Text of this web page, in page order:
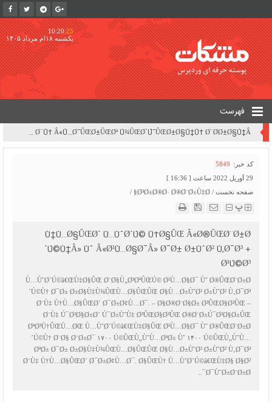
10:20:25
یکشنبه ۱۸ام مرداد ۱۴۰۵
فهرست
Ø¨Ø±Ø±Ø³ÛŒ Ù¾ÛŒØ´Ù†Ù‡Ø§Ø¯Ø§Øª Ù¾Ø±Ø¯Ø§Ø®Øª Ø¨Ø¯Ù‡ÛŒâ€Œ Ø§Ø±Ø²ÛŒ Ù†ÛŒØ±ÙˆÚ¯Ø§Ù‡â€ŒÙ‡Ø§ÛŒ Ø¨Ø®Ø´ Ø®ØµÙˆØµÛŒ | ØªØºÛŒÛŒØ± Ø±ÙˆÛŒÚ©Ø±Ø¯ Ù…Ø¯ÛŒØ±ÛŒØªÛŒ Ø²ÛŒØ±Ø³Ø§Ø®Øªâ€ŒÙ‡Ø§ÛŒ ØªÙˆÙ„ÛŒØ¯ Ø¨Ø±Ù‚ Ú©Ø´ÙˆØ± Ø§Ø² Ø­Ø§Ù„Øª Ø¹Ø§Ø¯ÛŒ Ø¨Ù‡ Â«Ù…Ø¯ÛŒØ±ÛŒØª Ù¾ÛŒØ´Ú¯ÛŒØ±Ø§Ù†Ù‡ Ø¨Ø­Ø±Ø§Ù†Â»
کد خبر: 5849
29 آوریل 2022 ساعت [ 16:36 ]
صفحه نخست /
Ø³Ø±Ø®Ø· Ø®Ø¨Ø±Ù‡Ø§
/
پ
Ù†Ù…Ø§ÛŒØ´ Ù…ÙˆØ´Ú© Ù‡Ø§ÛŒ Â«Ø®ÛŒØ¨Ø±Ø
´Ú©Ù†Â» Ùˆ Â«Ø¹Ù…Ø§Ø¯Â» Ø¯Ø± Ø±ÙˆØ² Ù‚Ø¯Ø³ +
Ø¹Ú©Ø³
Ù…ÙˆØ´Ú©â€ŒÙ‡Ø§ÛŒ Ø¨Ø§Ù„Ø³ØªÛŒÚ© Ø¹Ù…Ø§Ø¯ Ùˆ Ø®ÛŒØ¨Ø±Ø
´Ú©Ù† Ø¯Ø± Ø±Ø§Ù‡Ù¾ÛŒÙ…Ø§ÛŒÛŒ Ø§Ù…Ø±ÙˆØ² Ø±ÙˆØ² Ù‚Ø¯Ø³
Ø¨Ù‡ Ù†Ù…Ø§ÛŒØ´ Ø¯Ø±Ø¢Ù…Ø¯. – Ø§Ø®Ø¨Ø§Ø± Ø³ÛŒØ§Ø³ÛŒ –
Ø¨Ù‡ Ú¯Ø²Ø§Ø±Ø´ Ú¯Ø±ÙˆÙ‡ Ø³ÛŒØ§Ø³ÛŒ Ø®Ø¨Ø±Ú¯Ø²Ø§Ø±ÛŒ
ØªØ³Ù†ÛŒÙ…ØŒ Ù…ÙˆØ´Ú©â€ŒÙ‡Ø§ÛŒ Ø¹Ù…Ø§Ø¯ Ùˆ Ø®ÛŒØ¨Ø±Ø
´Ú©Ù† Ø¨Ø§ Ø¨Ø±Ø¯ ۱۷۰۰ Ú©ÛŒÙ„ÙˆÙ…ØªØ± Ùˆ ۱۴۰۰ Ú©ÛŒÙ„ÙˆÙ…
ØªØ± Ø¯Ø± Ø±Ø§Ù‡Ù¾ÛŒÙ…Ø§ÛŒÛŒ Ø§Ù…Ø±ÙˆØ² Ø±ÙˆØ² Ù‚Ø¯Ø³
Ø¨Ù‡ Ù†Ù…Ø§ÛŒØ´ Ø¯Ø±Ø¢Ù…Ø¯. Ø§ÛŒÙ† Ù…ÙˆØ´Ú©â€ŒÙ‡Ø§ Ø§Ø²
Ø¯ÙˆØ±Ø¨Ø±Ø¯..